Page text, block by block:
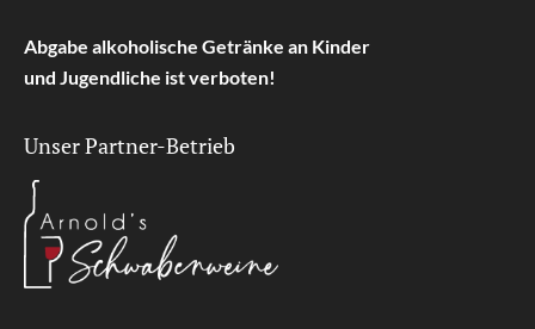
Abgabe alkoholische Getränke an Kinder
und Jugendliche ist verboten!
Unser Partner-Betrieb